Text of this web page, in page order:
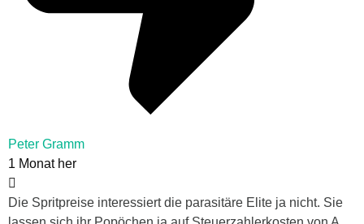
Peter Gramm
1 Monat her
Die Spritpreise interessiert die parasitäre Elite ja nicht. Sie